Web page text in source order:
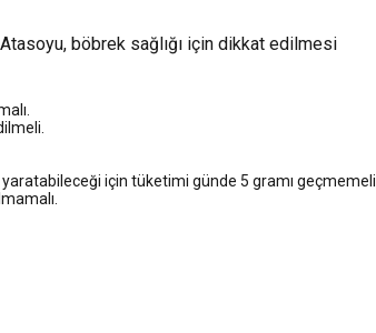
böbrek sağlığı için dikkat edilmesi
için tüketimi günde 5 gramı geçmemeli.